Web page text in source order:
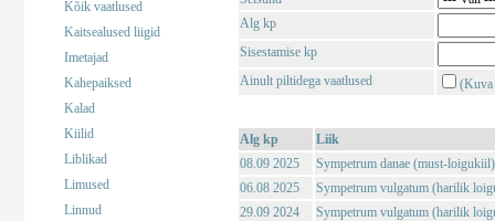
Kõik vaatlused
Kaitsealused liigid
Imetajad
Kahepaiksed
Kalad
Kiilid
Liblikad
Limused
Linnud
Alg kp
Sisestamise kp
Ainult piltidega vaatlused
(Kuva
Alg kp
Liik
08.09 2025
Sympetrum danae (must-loigukiil)
06.08 2025
Sympetrum vulgatum (harilik
29.09 2024
Sympetrum vulgatum (harilik